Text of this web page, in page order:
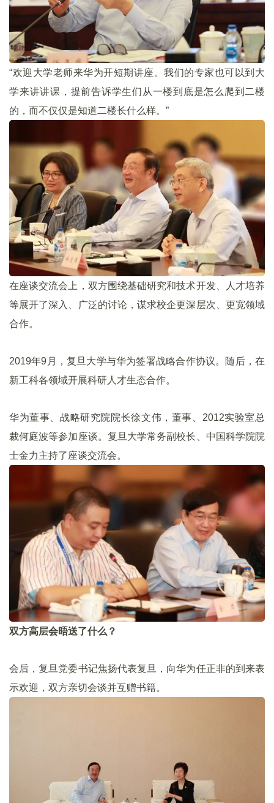
“欢迎大学老师来华为开短期讲座。我们的专家也可以到大
学来讲讲课，提前告诉学生们从一楼到底是怎么爬到二楼
的，而不仅仅是知道二楼长什么样。”
在座谈交流会上，双方围绕基础研究和技术开发、人才培养
等展开了深入、广泛的讨论，谋求校企更深层次、更宽领域
合作。
2019年9月，复旦大学与华为签署战略合作协议。随后，在
新工科各领域开展科研人才生态合作。
华为董事、战略研究院院长徐文伟，董事、2012实验室总
裁何庭波等参加座谈。复旦大学常务副校长、中国科学院院
士金力主持了座谈交流会。
双方高层会晤送了什么？
会后，复旦党委书记焦扬代表复旦，向华为任正非的到来表
示欢迎，双方亲切会谈并互赠书籍。